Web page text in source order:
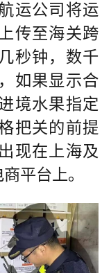
运公司将运
传至海关跨
秒钟，数千
如果显示合
境水果指定
把关的前提
现在上海及
平台上。